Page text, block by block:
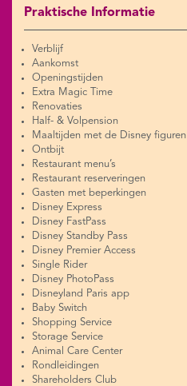
Praktische Informatie
Verblijf
Aankomst
Openingstijden
Extra Magic Time
Renovaties
Half- & Volpension
Maaltijden met de Disney figuren
Ontbijt
Restaurant menu’s
Restaurant reserveringen
Gasten met beperkingen
Disney Express
Disney FastPass
Disney Standby Pass
Disney Premier Access
Single Rider
Disney PhotoPass
Disneyland Paris app
Baby Switch
Shopping Service
Storage Service
Animal Care Center
Rondleidingen
Shareholders Club